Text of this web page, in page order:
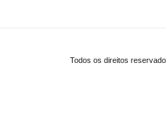
Todos os direitos